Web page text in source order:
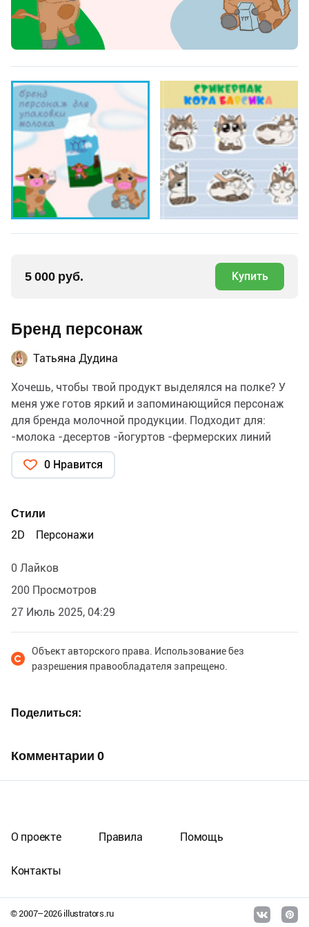
5 000 руб. Купить
Бренд персонаж
Татьяна Дудина
Хочешь, чтобы твой продукт выделялся на полке? У
меня уже готов яркий и запоминающийся персонаж
для бренда молочной продукции. Подходит для:
-молока -десертов -йогуртов -фермерских линий
0 Нравится
Стили
2D
Персонажи
0 Лайков
200 Просмотров
27 Июль 2025, 04:29
Объект авторского права. Использование без
разрешения правообладателя запрещено.
Поделиться
Комментарии 0
© 2007–2026illustrators.ru
О проекте Правила Помощь
Контакты